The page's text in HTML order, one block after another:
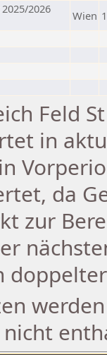
2026
Wien
Feld
in
da
zur